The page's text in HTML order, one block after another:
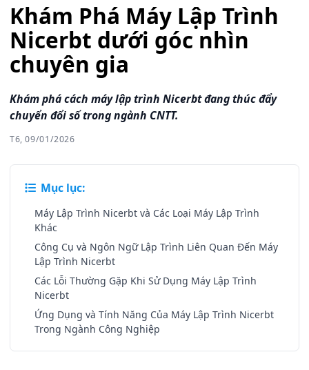
Khám Phá Máy Lập Trình
Nicerbt dưới góc nhìn
chuyên gia
Khám phá cách máy lập trình Nicerbt đang thúc đẩy
chuyển đổi số trong ngành CNTT.
T6, 09/01/2026
Mục lục:
Máy Lập Trình Nicerbt và Các Loại Máy Lập Trình
Khác
Công Cụ và Ngôn Ngữ Lập Trình Liên Quan Đến Máy
Lập Trình Nicerbt
Các Lỗi Thường Gặp Khi Sử Dụng Máy Lập Trình
Nicerbt
Ứng Dụng và Tính Năng Của Máy Lập Trình Nicerbt
Trong Ngành Công Nghiệp